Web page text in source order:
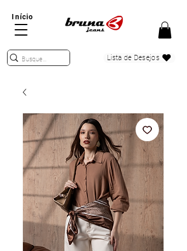
Início
Lista de Desejos